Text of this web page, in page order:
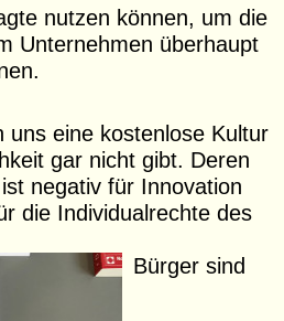
nutzen können, um die
Unternehmen überhaupt
uns eine kostenlose Kultur
gar nicht gibt. Deren
negativ für Innovation
die Individualrechte des
Bürger sind